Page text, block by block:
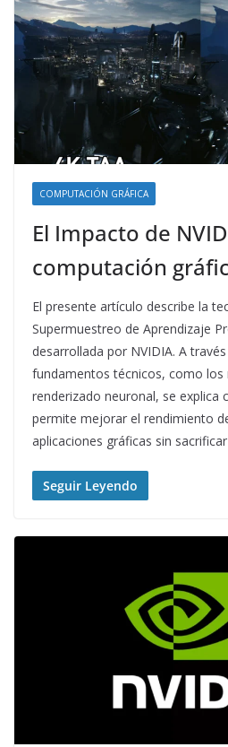
COMPUTACIÓN GRÁFICA
El Impacto de
computación
El presente artículo describe la
Supermuestreo de Aprendizaje
desarrollada por NVIDIA. A
fundamentos técnicos, como los
renderizado neuronal, se explica
permite mejorar el rendimiento
aplicaciones gráficas sin
Seguir Leyendo